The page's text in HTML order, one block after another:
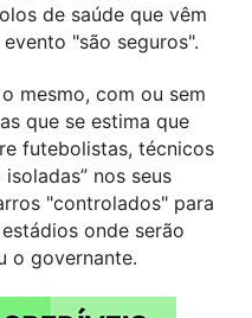
de saúde que vêm
"são seguros".
mesmo, com ou sem
que se estima que
futebolistas, técnicos
nos seus
"controlados" para
onde serão
o governante.